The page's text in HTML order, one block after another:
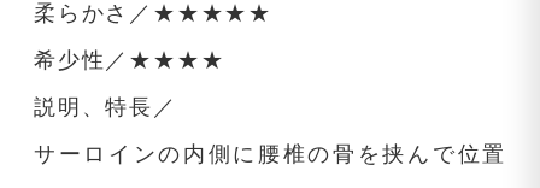
柔らかさ／★★★★★
希少性／★★★★
説明、特長／
サーロインの内側に腰椎の骨を挟んで位置